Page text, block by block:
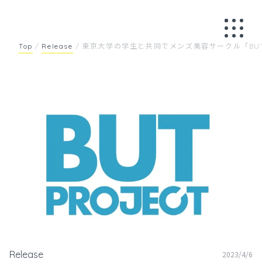
Top / Release / 東京大学の学生と共同でメンズ美容サークル「
Release 2023/4/6